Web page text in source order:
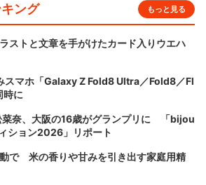
ング もっと見る
ストと文章を手がけたカード入りウエハ
スマホ「Galaxy Z Fold8 Ultra／Fold8／Fl
に
菜奈、大阪の16歳がグランプリに 「bijou
ション2026」リポート
で 米の香りや甘みを引き出す家庭用精